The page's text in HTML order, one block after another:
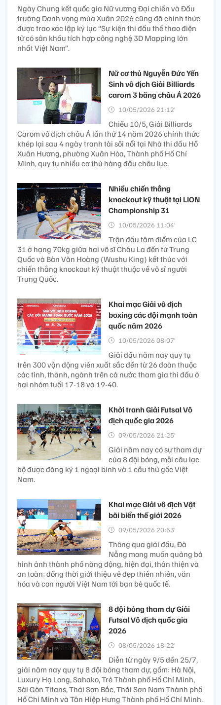
Ngày Chung kết quốc gia Nữ vương Đại chiến và Đấu
trường Danh vọng mùa Xuân 2026 cũng đã chính thức
được trao xác lập kỷ lục “Sự kiện thi đấu thể thao điện
tử có sân khấu tích hợp công nghệ 3D Mapping lớn
nhất Việt Nam”.
Nữ cơ thủ Nguyễn Đức Yến
Sinh vô địch Giải Billiards
carom 3 băng châu Á 2026
10/05/2026 21:12’
Chiều 10/5, Giải Billiards
Carom vô địch châu Á lần thứ 14 năm 2026 chính thức
khép lại sau 4 ngày tranh tài sôi nổi tại Nhà thi đấu Hồ
Xuân Hương, phường Xuân Hòa, Thành phố Hồ Chí
Minh, quy tụ nhiều cơ thủ hàng đầu châu lục.
Nhiều chiến thắng
knockout kỹ thuật tại LION
Championship 31
10/05/2026 11:04’
Trận đấu tâm điểm của LC
31 ở hạng 70kg giữa hai võ sĩ Châu La đến từ Trung
Quốc và Bàn Văn Hoàng (Wushu King) kết thúc với
chiến thắng knockout kỹ thuật thuộc về võ sĩ người
Trung Quốc.
Khai mạc Giải vô địch
boxing các đội mạnh toàn
quốc năm 2026
10/05/2026 08:07’
Giải đấu năm nay quy tụ
trên 300 vận động viên xuất sắc đến từ 26 đoàn thuộc
các tỉnh, thành, ngành trên cả nước tham gia thi đấu ở
hai nhóm tuổi 17-18 và 19-40.
Khởi tranh Giải Futsal Vô
địch quốc gia 2026
09/05/2026 21:25’
Giải năm nay có sự tham dự
của 8 đội bóng, mỗi câu lạc
bộ được đăng ký 1 ngoại binh và 1 cầu thủ gốc Việt
Nam.
Khai mạc Giải vô địch Vật
bãi biển thế giới 2026
09/05/2026 20:53’
Thông qua giải đấu, Đà
Nẵng mong muốn quảng bá
hình ảnh thành phố năng động, hiện đại, thân thiện và
an toàn; đồng thời giới thiệu vẻ đẹp thiên nhiên, văn
hóa và con người Việt Nam tới bạn bè quốc tế.
8 đội bóng tham dự Giải
Futsal Vô địch quốc gia
2026
08/05/2026 18:22’
Diễn từ ngày 9/5 đến 25/7,
giải năm nay quy tụ 8 đội bóng tham dự, gồm: Hà Nội,
Luxury Hạ Long, Sahako, Trẻ Thành phố Hồ Chí Minh,
Sài Gòn Titans, Thái Sơn Bắc, Thái Sơn Nam Thành phố
Hồ Chí Minh và Tân Hiệp Hưng Thành phố Hồ Chí Minh.